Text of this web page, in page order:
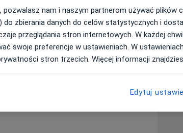
Modrzewskiego). Jestem
po ukończeniu całościowego
na Uniwersytecie SWPS.
Polskiego Towarzystwa
Polskiego Towarzystwa
szkolenie z zakresu diagnozy
diagnozie psychologicznej.
INTIMED, Poradni
Nowowiejskiego w Warszawie,
w Krakowie na Oddziale
jak i online
pozwalasz nam i naszym partnerom używać plików
do zbierania danych do celów statystycznych i
przeglądania stron internetowych. W każdej
swoje preferencje w ustawieniach. W
stron trzecich. Więcej informacji
Edytuj